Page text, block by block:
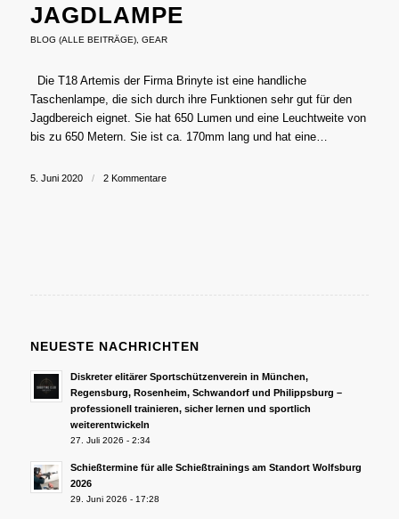
JAGDLAMPE
BLOG (ALLE BEITRÄGE), GEAR
Die T18 Artemis der Firma Brinyte ist eine handliche
Taschenlampe, die sich durch ihre Funktionen sehr gut für den
Jagdbereich eignet. Sie hat 650 Lumen und eine Leuchtweite von
bis zu 650 Metern. Sie ist ca. 170mm lang und hat eine…
5. Juni 2020 / 2 Kommentare
NEUESTE NACHRICHTEN
Diskreter elitärer Sportschützenverein in München,
Regensburg, Rosenheim, Schwandorf und Philippsburg –
professionell trainieren, sicher lernen und sportlich
weiterentwickeln
27. Juli 2026 - 2:34
Schießtermine für alle Schießtrainings am Standort Wolfsburg
2026
29. Juni 2026 - 17:28